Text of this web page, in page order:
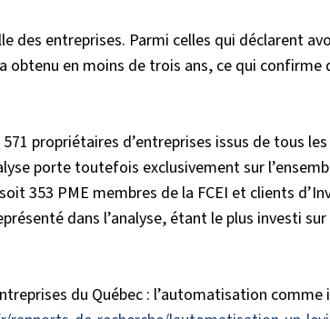
entreprises. Parmi celles qui déclarent
obtenu en moins de trois ans, ce qui confirme
propriétaires d’entreprises issus de tous
porte toutefois exclusivement sur
353 PME membres de la FCEI et clients
dans l’analyse, étant le plus investi
du Québec : l’automatisation